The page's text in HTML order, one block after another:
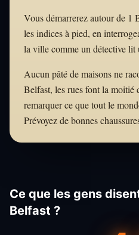
Vous démarrerez autour de 1
les indices à pied, en
la ville comme un détective lit
Aucun pâté de maisons ne
Belfast, les rues font la moitié
remarquer ce que tout le
Prévoyez de bonnes
Ce que les gens
Belfast ?